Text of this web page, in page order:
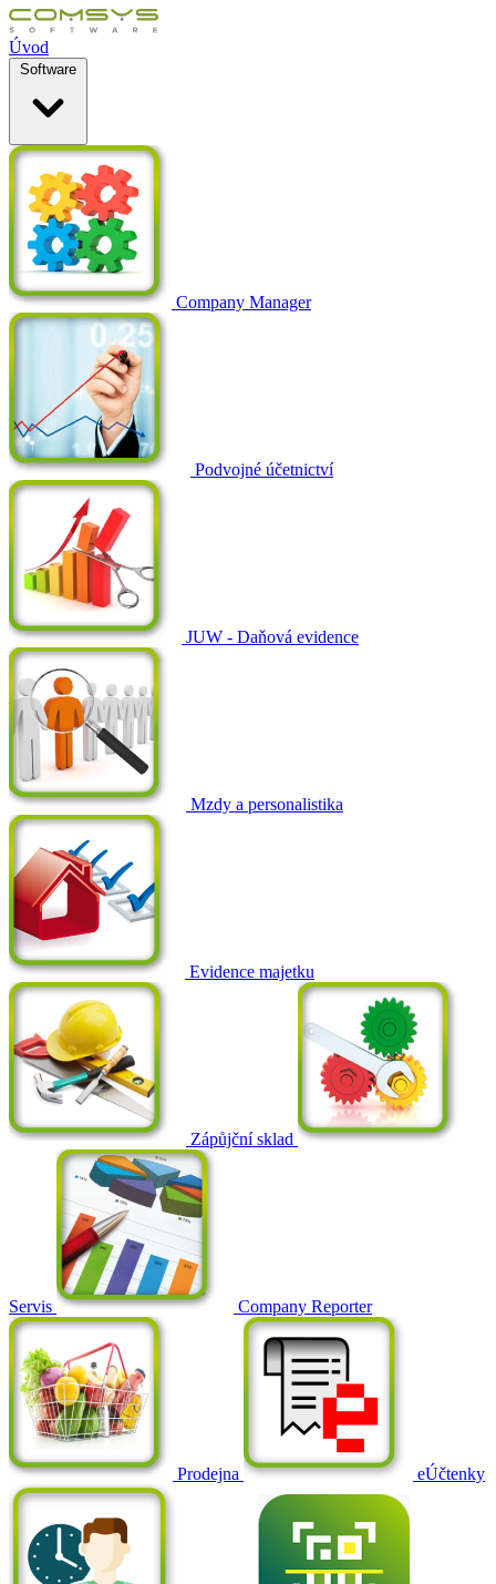
Úvod
Software
Company Manager
Podvojné účetnictví
JUW - Daňová evidence
Mzdy a personalistika
Evidence majetku
Zápůjční sklad
Servis Company Reporter
Prodejna eÚčtenky